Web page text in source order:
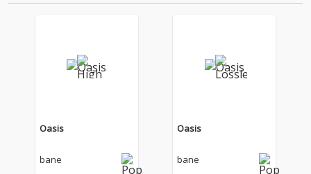
Oasis
bane
Oasis
bane